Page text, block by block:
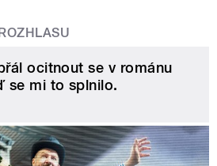
ocitnout se v románu
se mi to splnilo.